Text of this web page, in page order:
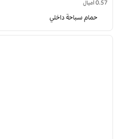
0.57 أميال
حمام سباحة داخلي
1 من 12